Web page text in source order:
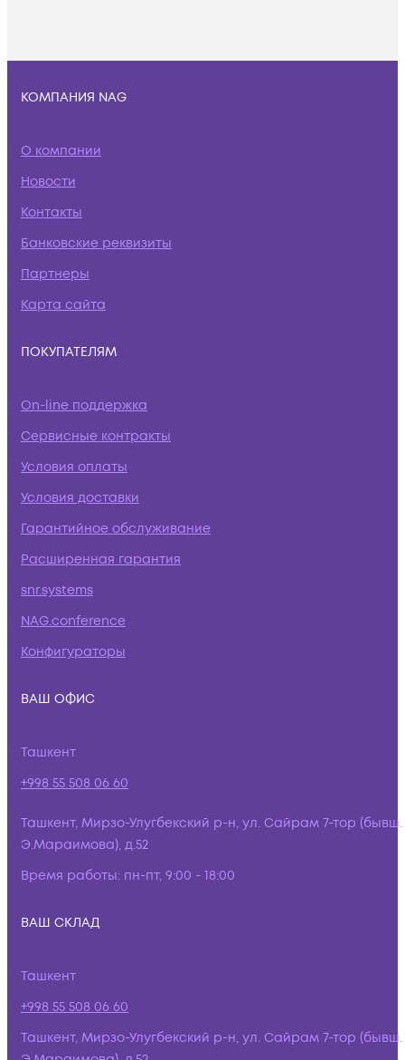
КОМПАНИЯ NAG
О компании
Новости
Контакты
Банковские реквизиты
Партнеры
Карта сайта
ПОКУПАТЕЛЯМ
On-line поддержка
Сервисные контракты
Условия оплаты
Условия доставки
Гарантийное обслуживание
Расширенная гарантия
snr.systems
NAG.conference
Конфигураторы
ВАШ ОФИС
Ташкент
+998 55 508 06 60
Ташкент, Мирзо-Улугбекский р-н, ул. Сайрам 7-тор (бывш.
Э.Мараимова), д.52
Время работы: пн-пт, 9:00 - 18:00
ВАШ СКЛАД
Ташкент
+998 55 508 06 60
Ташкент, Мирзо-Улугбекский р-н, ул. Сайрам 7-тор (бывш.